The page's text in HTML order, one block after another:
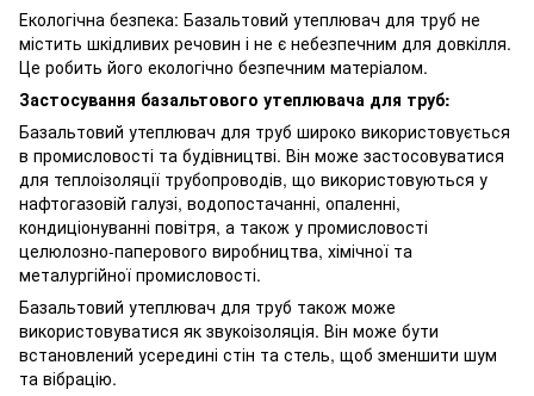
Екологічна безпека: Базальтовий утеплювач для труб не
містить шкідливих речовин і не є небезпечним для довкілля.
Це робить його екологічно безпечним матеріалом.
Застосування базальтового утеплювача для труб:
Базальтовий утеплювач для труб широко використовується
в промисловості та будівництві. Він може застосовуватися
для теплоізоляції трубопроводів, що використовуються у
нафтогазовій галузі, водопостачанні, опаленні,
кондиціонуванні повітря, а також у промисловості
целюлозно-паперового виробництва, хімічної та
металургійної промисловості.
Базальтовий утеплювач для труб також може
використовуватися як звукоізоляція. Він може бути
встановлений усередині стін та стель, щоб зменшити шум
та вібрацію.